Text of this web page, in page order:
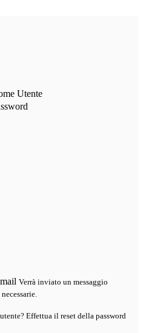
Utente
Verrà inviato un messaggio
Effettua il reset della password